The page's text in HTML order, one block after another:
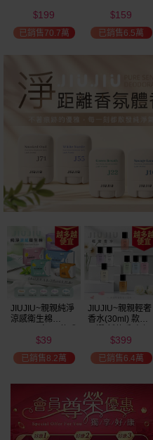
加碼送
選 全新包裝
$199
已銷售70.7萬
$159
已銷售6.5萬
JIUJIU~親親純淨
涼感衛生棉
$39
已銷售8.2萬
JIUJIU~親親輕奢
香水(30ml) 款式
市/平替香水/大牌
香水/大牌平替
$399
已銷售6.4萬